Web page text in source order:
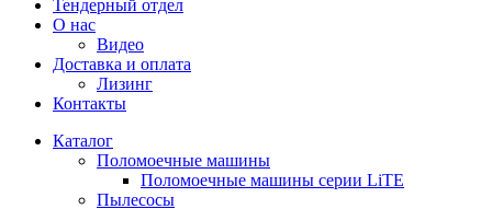
Тендерный отдел
О нас
Видео
Доставка и оплата
Лизинг
Контакты
Каталог
Поломоечные машины
Поломоечные машины серии LiTE
Пылесосы